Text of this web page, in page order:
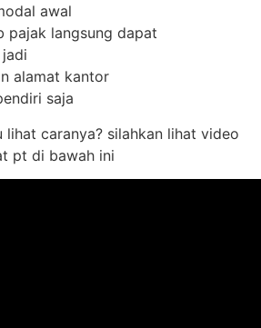
awal
pajak langsung dapat
alamat kantor
saja
lihat caranya? silahkan lihat video
pt di bawah ini